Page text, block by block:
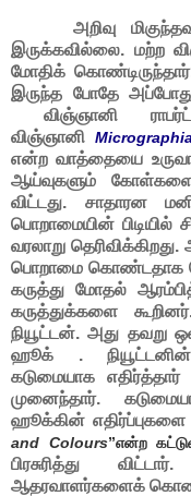
அறிவு
இருக்கவில்லை. மற்ற
மோதிக்
இருந்த போதே
விஞ்ஞானி
விஞ்ஞானி Micrographia
என்ற வாத்தையை
ஆய்வுகளும்
விட்டது. சாதாரன
பொறாமையின்
வரலாறு
பொறாமை கொண்டதாக
கருத்து மோதல்
கருத்துக்களை
நியூட்டன். அது தவறு
ஹூக் . நியூட்டனின்
கடுமையாக
முனைந்தார்.
ஹூக்கின் எதிர்ப்புகளை
and Colours”என்ற
பிரசுரித்து
ஆதரவாளர்களைக்